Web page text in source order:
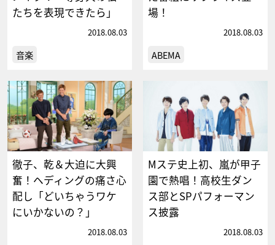
たちを表現できたら」
2018.08.03
音楽
場！
2018.08.03
ABEMA
徹子、乾＆大迫に大興
奮！ヘディングの痛さ心
配し「どいちゃうワケ
にいかないの？」
2018.08.03
Mステ史上初、嵐が甲子
園で熱唱！高校生ダン
ス部とSPパフォーマン
ス披露
2018.08.03